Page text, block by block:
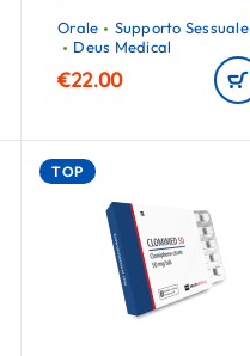
Orale
Supporto Sessuale
Deus Medical
€22.00
TOP